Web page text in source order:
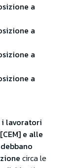
a
a
a
a
i lavoratori
e alle
circa le